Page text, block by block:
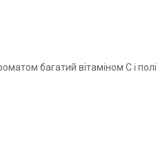
багатий вітаміном С і